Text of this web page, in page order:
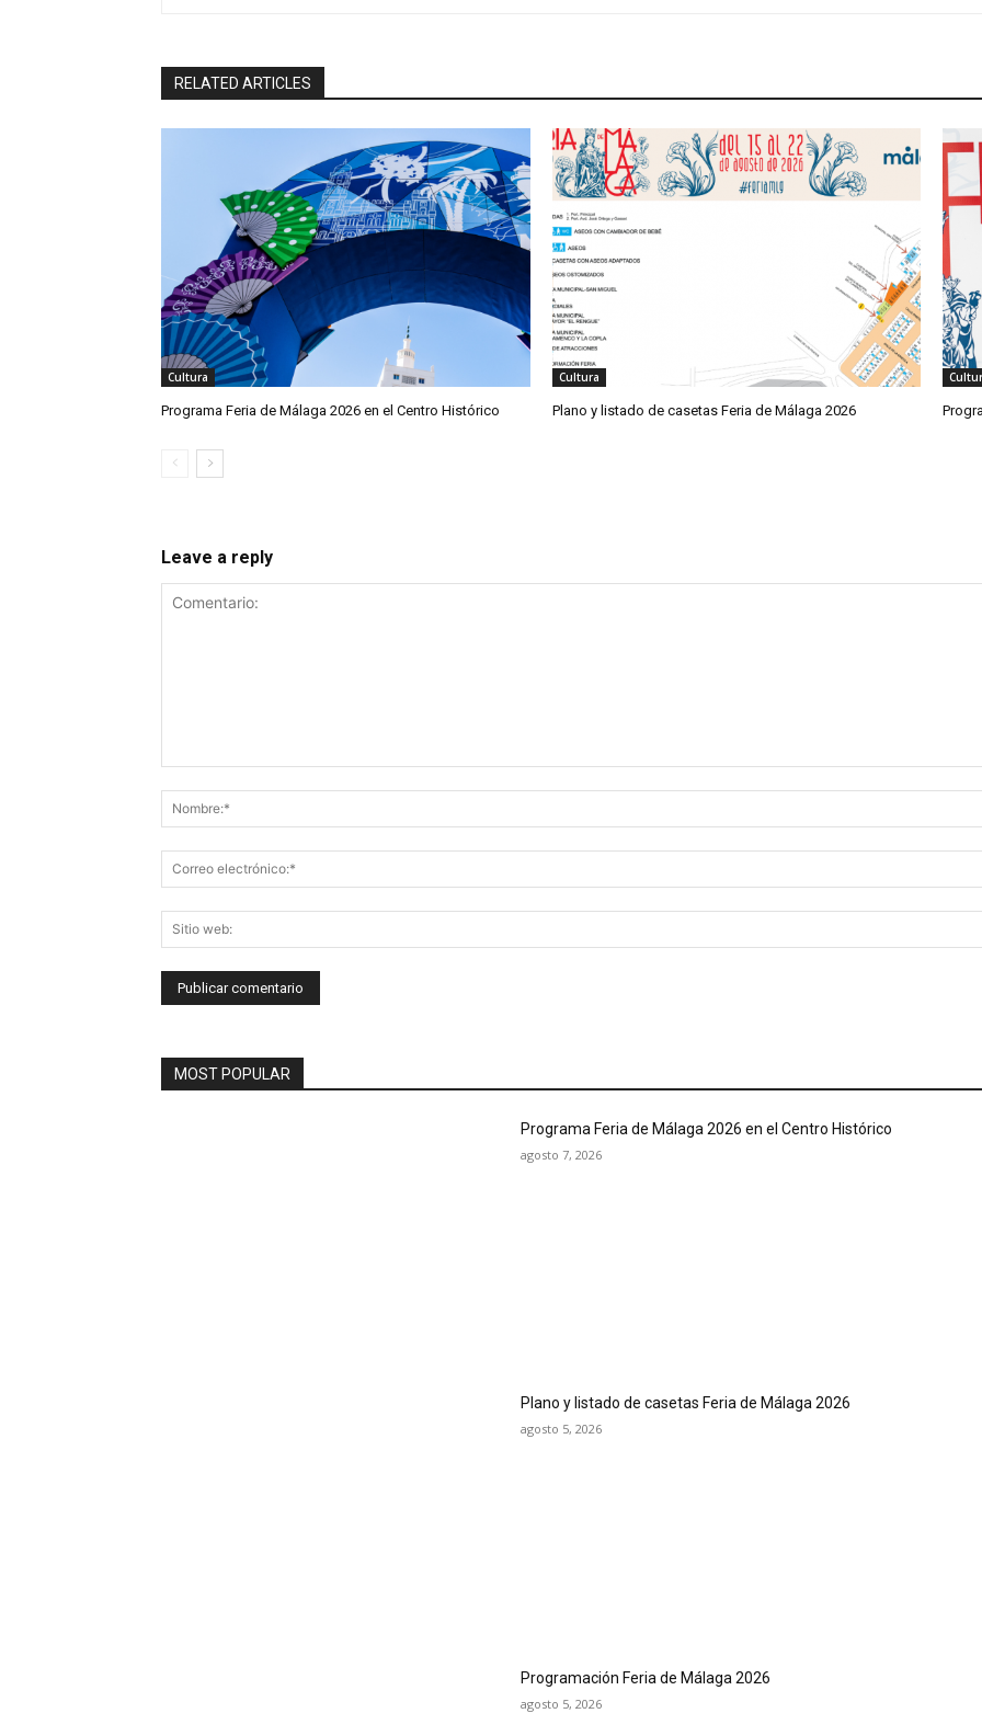
RELATED ARTICLES
Cultura
Programa Feria de Málaga 2026 en el Centro Histórico
Cultura
Plano y listado de casetas Feria de Málaga 2026
Leave a reply
MOST POPULAR
Programa Feria de Málaga 2026 en el Centro Histórico
agosto 7, 2026
Plano y listado de casetas Feria de Málaga 2026
agosto 5, 2026
Programación Feria de Málaga 2026
agosto 5, 2026